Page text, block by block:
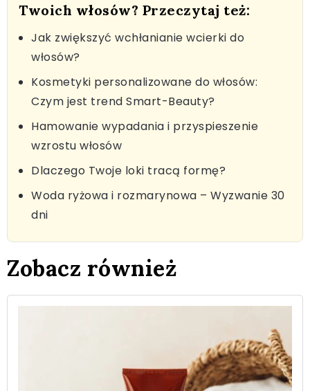
Twoich włosów? Przeczytaj też:
Jak zwiększyć wchłanianie wcierki do
włosów?
Kosmetyki personalizowane do włosów:
Czym jest trend Smart-Beauty?
Hamowanie wypadania i przyspieszenie
wzrostu włosów
Dlaczego Twoje loki tracą formę?
Woda ryżowa i rozmarynowa – Wyzwanie 30
dni
Zobacz również